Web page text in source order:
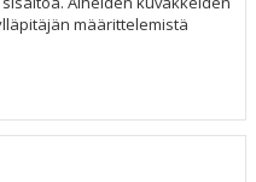
määrittelemistä